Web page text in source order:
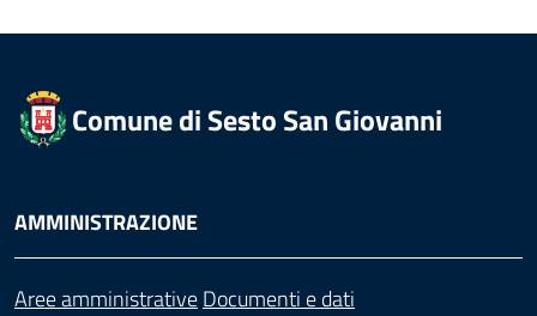
Comune di Sesto San Giovanni
AMMINISTRAZIONE
Aree amministrativeDocumenti e dati